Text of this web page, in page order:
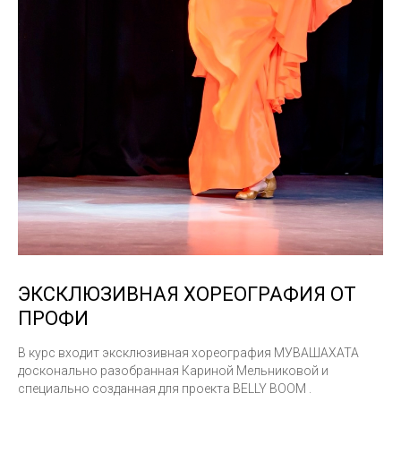
ЭКСКЛЮЗИВНАЯ ХОРЕОГРАФИЯ ОТ
ПРОФИ
В курс входит эксклюзивная хореография МУВАШАХАТА
досконально разобранная Кариной Мельниковой и
специально созданная для проекта BELLY BOOM .